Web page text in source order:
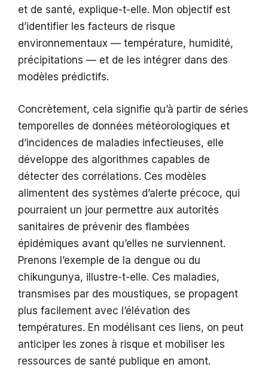
et de santé, explique-t-elle. Mon objectif est
d’identifier les facteurs de risque
environnementaux — température, humidité,
précipitations — et de les intégrer dans des
modèles prédictifs.
Concrètement, cela signifie qu’à partir de séries
temporelles de données météorologiques et
d’incidences de maladies infectieuses, elle
développe des algorithmes capables de
détecter des corrélations. Ces modèles
alimentent des systèmes d’alerte précoce, qui
pourraient un jour permettre aux autorités
sanitaires de prévenir des flambées
épidémiques avant qu’elles ne surviennent.
Prenons l’exemple de la dengue ou du
chikungunya, illustre-t-elle. Ces maladies,
transmises par des moustiques, se propagent
plus facilement avec l’élévation des
températures. En modélisant ces liens, on peut
anticiper les zones à risque et mobiliser les
ressources de santé publique en amont.